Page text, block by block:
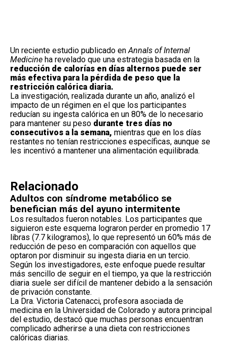
Un reciente estudio publicado enAnnals of Internal
Medicine ha revelado que una estrategia basada en la
reducción de calorías en días alternos puede ser
más efectiva para la pérdida de peso que la
restricción calórica diaria.
La investigación, realizada durante un año, analizó el
impacto de un régimen en el que los participantes
reducían su ingesta calórica en un 80% de lo necesario
para mantener su peso durante tres días no
consecutivos a la semana, mientras que en los días
restantes no tenían restricciones específicas, aunque se
les incentivó a mantener una alimentación equilibrada.
Relacionado
Adultos con síndrome metabólico se
benefician más del ayuno intermitente
Los resultados fueron notables. Los participantes que
siguieron este esquema lograron perder en promedio 17
libras (7.7 kilogramos), lo que representó un 60% más de
reducción de peso en comparación con aquellos que
optaron por disminuir su ingesta diaria en un tercio.
Según los investigadores, este enfoque puede resultar
más sencillo de seguir en el tiempo, ya que la restricción
diaria suele ser difícil de mantener debido a la sensación
de privación constante.
La Dra. Victoria Catenacci, profesora asociada de
medicina en la Universidad de Colorado y autora principal
del estudio, destacó que muchas personas encuentran
complicado adherirse a una dieta con restricciones
calóricas diarias.